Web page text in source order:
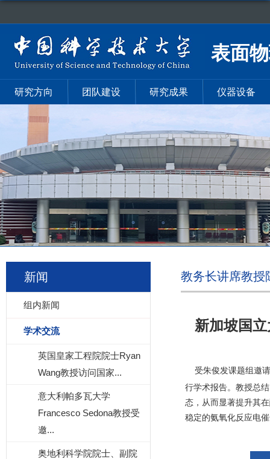
表面
研究方向 团队建设 研究成果 仪器设备
新闻
组内新闻
学术交流
英国皇家工程院院士Ryan
Wang教授访问国家...
意大利帕多瓦大学
Francesco Sedona教授受
邀...
奥地利科学院院士、副院
教务长讲席教授
新加坡国
受朱俊发课题组邀
行学术报告。教授总
态，从而显著提升其
稳定的氨氧化反应电